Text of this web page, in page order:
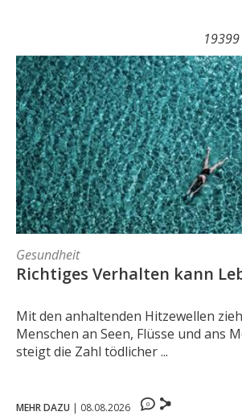
Gesundheit
Richtiges Verhalten kann
Mit den anhaltenden Hitzewellen
Menschen an Seen, Flüsse und ans
steigt die Zahl tödlicher ...
MEHR DAZU 08.08.2026 0